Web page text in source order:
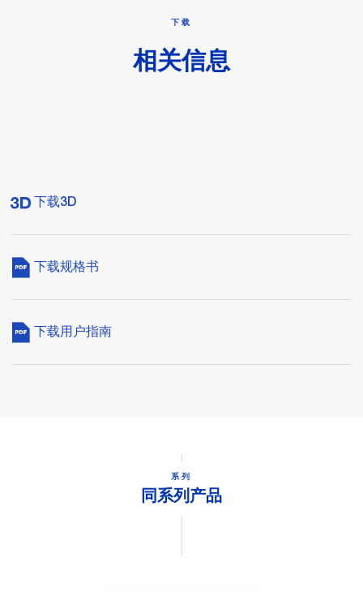
下载
相关信息
下载3D
下载规格书
下载用户指南
系列
同系列产品